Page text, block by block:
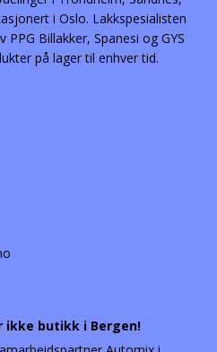
i Oslo. Lakkspesialisten
Billakker, Spanesi og GYS
på lager til enhver tid.
ikke butikk i Bergen!